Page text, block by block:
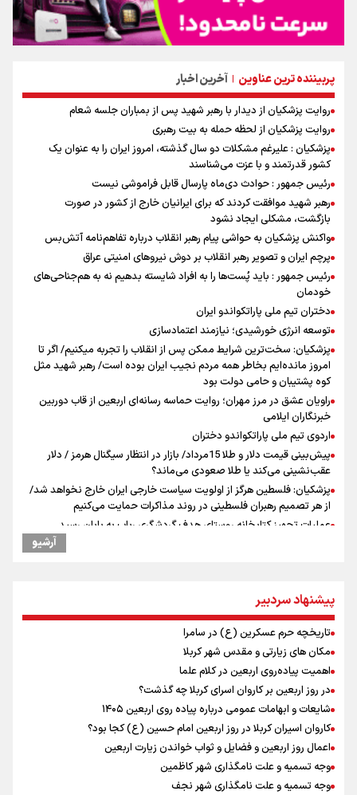
پربیننده ترین عناوین | آخرین اخبار
روایت پزشکیان از دیدار با رهبر شهید پس از بمباران جلسه شعام
روایت پزشکیان از لحظه حمله به بیت رهبری
پزشکیان : علیرغم مشکلات دو سال گذشته، امروز ایران را به عنوان یک
کشور قدرتمند و با عزت می‌شناسند
رئیس جمهور : حوادث دی‌ماه پارسال قابل فراموشی نیست
رهبر شهید موافقت کردند که برای ایرانیان خارج از کشور در صورت
بازگشت، مشکلی ایجاد نشود
واکنش پزشکیان به حواشی پیام رهبر انقلاب درباره تفاهم‌نامه آتش‌بس
پرچم ایران و تصویر رهبر انقلاب بر دوش نیروهای امنیتی عراق
رئیس جمهور : باید پُست‌ها را به افراد شایسته بدهیم نه به هم‌جناحی‌های
خودمان
دختران تیم ملی پاراتکواندو ایران
توسعه انرژی خورشیدی؛ نیازمند اعتمادسازی
پزشکیان: سخت‌ترین شرایط ممکن پس از انقلاب را تجربه میکنیم/ اگر تا
امروز مانده‌ایم بخاطر همه‌ مردم نجیب ایران بوده است/ رهبر شهید مثل
کوه پشتیبان و حامی دولت بود
راویان عشق در مرز مهران؛ روایت حماسه‌ رسانه‌ای اربعین از قاب دوربین
خبرنگاران ایلامی
اردوی تیم ملی پاراتکواندو دختران
پیش‌بینی قیمت دلار و طلا 15مرداد/ بازار در انتظار سیگنال هرمز / دلار
عقب‌نشینی می‌کند یا طلا صعودی می‌ماند؟
پزشکیان: فلسطین هرگز از اولویت سیاست خارجی ایران خارج نخواهد شد/
از هر تصمیم رهبران فلسطینی در روند مذاکرات حمایت می‌کنیم
عملیات تجهیز کتابخانه روستای هدف گردشگری ریاب به پایان رسید
ارتش صهیونیستی زمین‌های کشاورزی در جنوب لبنان را به آتش کشید
چه کسی باید قیمت‌ها را تعیین کند؟
بازگشت روان دو میلیون و هشتصد هزار زائر اربعین از مرزهای شش‌گانه
زائران اربعین حسینی در مرز تمرچین
ایران آقای بلامنازع تنگه هرمز
وزیر خارجه مصر: رژیم اسراییل بدون تامین حقوق مشروع مردم فلسطین
امنیت نخواهد داشت
مستمری مددجویان کفاف زندگی را نمی‌دهد / حمایت از ۱۹هزار زن‌
سرپرست خانوار
آرشیو
پیشنهاد سردبیر
تاریخچه حرم عسکرین (ع) در سامرا
مکان های زیارتی و مقدس شهر کربلا
اهمیت پیاده‌روی اربعین در کلام علما
در روز اربعین بر کاروان اسرای کربلا چه گذشت؟
شایعات و ابهامات عمومی درباره پیاده روی اربعین ۱۴۰۵
کاروان اسیران کربلا در روز اربعین امام حسین (ع) کجا بود؟
اعمال روز اربعین و فضایل و ثواب خواندن زیارت اربعین
وجه تسمیه و علت نامگذاری شهر کاظمین
وجه تسمیه و علت نامگذاری شهر نجف